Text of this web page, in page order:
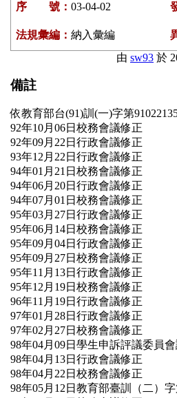
序 號： 03-04-02
法規彙編： 納入彙編
由 sw93 於
備註
依教育部台(91)訓(一)字第
92年10月06日校務會議修正
92年09月22日行政會議修正
93年12月22日行政會議修正
94年01月21日校務會議修正
94年06月20日行政會議修正
94年07月01日校務會議修正
95年03月27日行政會議修正
95年06月14日校務會議修正
95年09月04日行政會議修正
95年09月27日校務會議修正
95年11月13日行政會議修正
95年12月19日校務會議修正
96年11月19日行政會議修正
97年01月28日行政會議修正
97年02月27日校務會議修正
98年04月09日學生申訴評議委員
98年04月13日行政會議修正
98年04月22日校務會議修正
98年05月12日教育部臺訓（二）